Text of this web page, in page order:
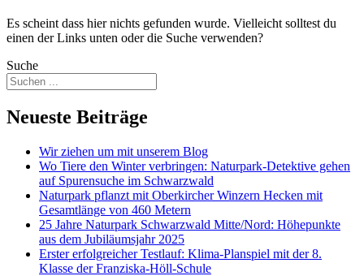
Es scheint dass hier nichts gefunden wurde. Vielleicht solltest du
einen der Links unten oder die Suche verwenden?
Suche
Neueste Beiträge
Wir ziehen um mit unserem Blog
Wo Tiere den Winter verbringen: Naturpark-Detektive gehen
auf Spurensuche im Schwarzwald
Naturpark pflanzt mit Oberkircher Winzern Hecken mit
Gesamtlänge von 460 Metern
25 Jahre Naturpark Schwarzwald Mitte/Nord: Höhepunkte
aus dem Jubiläumsjahr 2025
Erster erfolgreicher Testlauf: Klima-Planspiel mit der 8.
Klasse der Franziska-Höll-Schule